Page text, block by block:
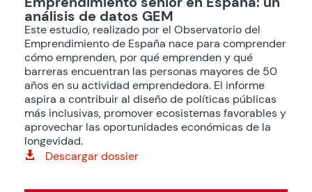
análisis de datos GEM
Este estudio, realizado por el Observatorio del
Emprendimiento de España nace para comprender
cómo emprenden, por qué emprenden y qué
barreras encuentran las personas mayores de 50
años en su actividad emprendedora. El informe
aspira a contribuir al diseño de políticas públicas
más inclusivas, promover ecosistemas favorables y
aprovechar las oportunidades económicas de la
longevidad.
 Descargar dossier